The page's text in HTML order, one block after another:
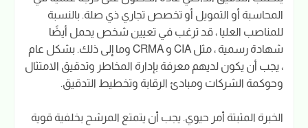
المحاسبة أو التمويل أو تخصص تجاري ذي صلة. بالنسبة
للمناصب العليا ، قد ترغب في تعيين شخص يحمل أيضًا
شهادة رسمية ، مثل CIA و CRMA وما إلى ذلك. بشكل عام
، يجب أن يكون لديهم معرفة بإدارة المخاطر وتدقيق الامتثال
وحوكمة الشركات ومبادئ الرقابة وتخطيط التدقيق.
الخبرة المثبتة أمر حيوي. يجب أن يتمتع المرشح بخلفية قوية